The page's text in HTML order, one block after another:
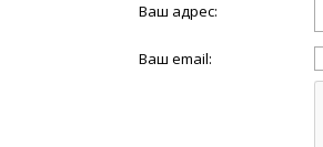
Ваш адрес:
Ваш email: